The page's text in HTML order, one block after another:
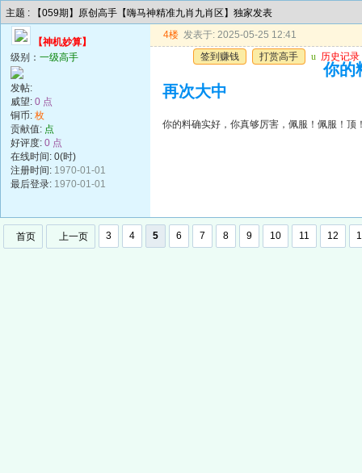
主题 : 【059期】原创高手【嗨马神精准九肖九肖区】独家发表
【神机妙算】
级别： 一级高手
发帖:
威望: 0 点
铜币: 枚
贡献值: 点
好评度: 0 点
在线时间: 0(时)
注册时间: 1970-01-01
最后登录: 1970-01-01
4楼 发表于: 2025-05-25 12:41
签到赚钱
打赏高手 u 历史记录
你的
再次大中
你的料确实好，你真够厉害，佩服！佩服！顶
首页 上一页 3 4 5 6 7 8 9 10 11 12